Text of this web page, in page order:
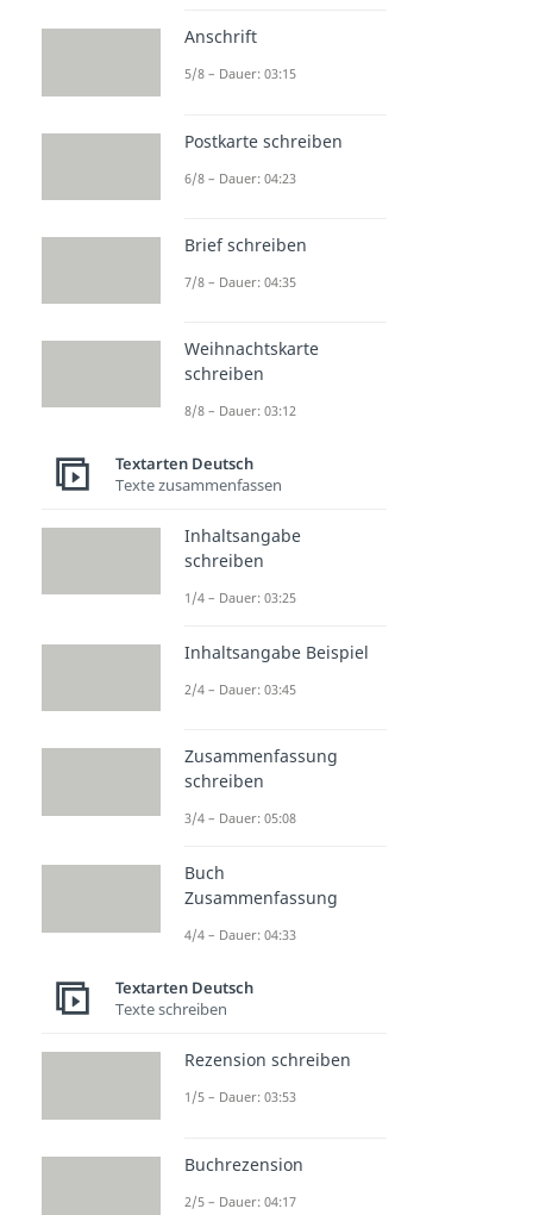
Anschrift
5/8 – Dauer: 03:15
Postkarte schreiben
6/8 – Dauer: 04:23
Brief schreiben
7/8 – Dauer: 04:35
Weihnachtskarte
schreiben
8/8 – Dauer: 03:12
Textarten Deutsch
Texte zusammenfassen
Inhaltsangabe
schreiben
1/4 – Dauer: 03:25
Inhaltsangabe Beispiel
2/4 – Dauer: 03:45
Zusammenfassung
schreiben
3/4 – Dauer: 05:08
Buch
Zusammenfassung
4/4 – Dauer: 04:33
Textarten Deutsch
Texte schreiben
Rezension schreiben
1/5 – Dauer: 03:53
Buchrezension
2/5 – Dauer: 04:17